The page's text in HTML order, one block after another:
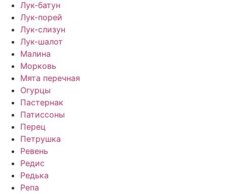
Лук-батун
Лук-порей
Лук-слизун
Лук-шалот
Малина
Морковь
Мята перечная
Огурцы
Пастернак
Патиссоны
Перец
Петрушка
Ревень
Редис
Редька
Репа